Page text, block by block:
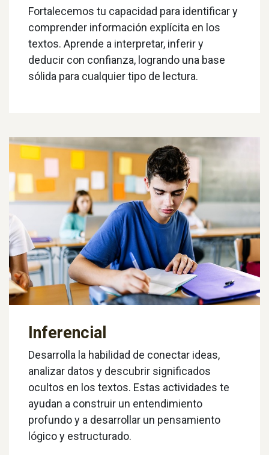
Fortalecemos tu capacidad para identificar y
comprender información explícita en los
textos. Aprende a interpretar, inferir y
deducir con confianza, logrando una base
sólida para cualquier tipo de lectura.
Inferencial
Desarrolla la habilidad de conectar ideas,
analizar datos y descubrir significados
ocultos en los textos. Estas actividades te
ayudan a construir un entendimiento
profundo y a desarrollar un pensamiento
lógico y estructurado.